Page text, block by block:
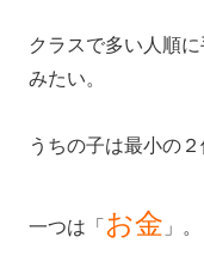
クラスで多い人順
みたい。
うちの子は最小の２
一つは「 お金 」。